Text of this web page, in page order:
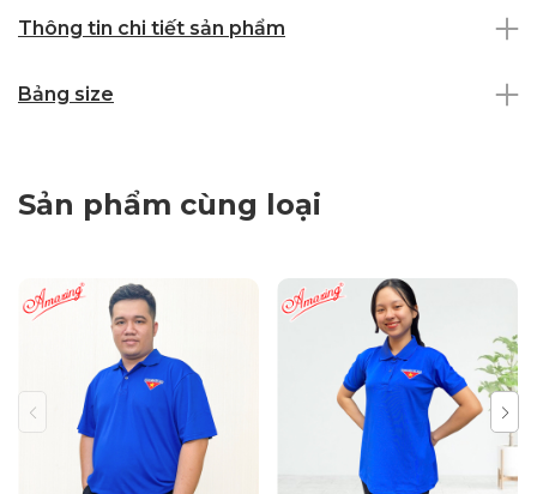
Thông tin chi tiết sản phẩm
Bảng size
Sản phẩm cùng loại